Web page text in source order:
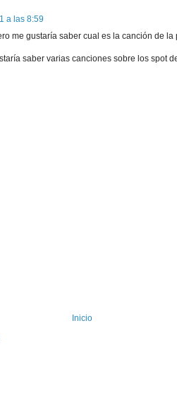
a las 8:59
me gustaría saber cual es la canción de
saber varias canciones sobre los spot
Inicio